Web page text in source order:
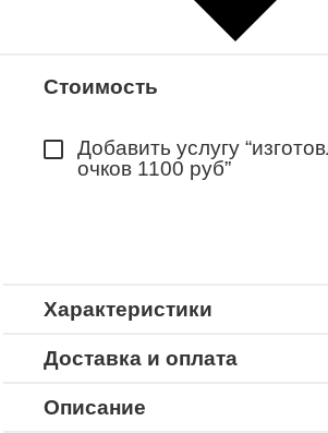
Стоимость
Добавить услугу
очков 1100 руб”
Характеристики
Доставка и оплата
Описание